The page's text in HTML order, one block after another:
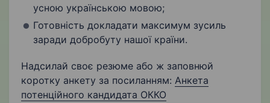
усною українською мовою;
Готовність докладати максимум зусиль
заради добробуту нашої країни.
Надсилай своє резюме або ж заповнюй
коротку анкету за посиланням: Анкета
потенційного кандидата ОККО